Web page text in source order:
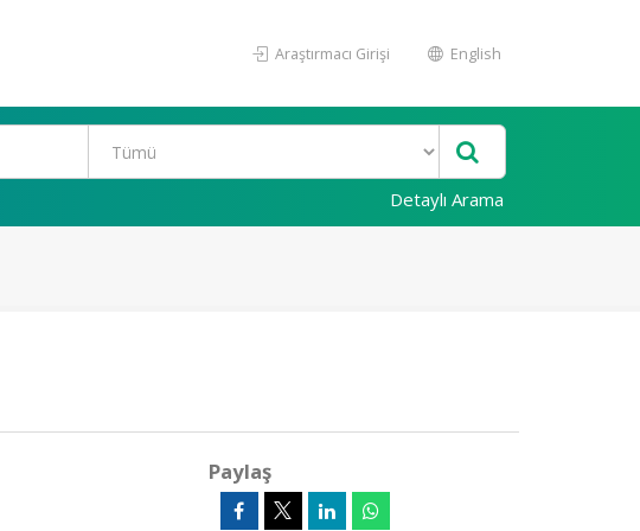
Araştırmacı Girişi English
Detaylı Arama
Paylaş